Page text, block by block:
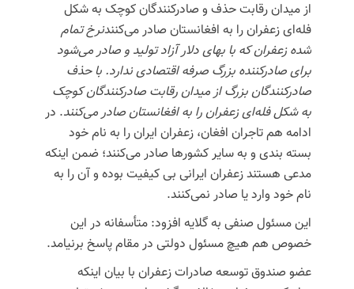
از میدان رقابت حذف و صادرکنندگان کوچک به شکل
فله‌ای زعفران را به افغانستان صادر می‌کنندنرخ تمام
شده زعفران که با بهای دلار آزاد تولید و صادر می‌شود
برای صادرکننده بزرگ صرفه اقتصادی ندارد. با حذف
صادرکنندگان بزرگ از میدان رقابت صادرکنندگان کوچک
به شکل فله‌ای زعفران را به افغانستان صادر می‌کنند. در
ادامه هم تاجران افغان، زعفران ایران را به نام خود
بسته بندی و به سایر کشورها صادر می‌کنند؛ ضمن اینکه
مدعی هستند زعفران ایرانی بی کیفیت بوده و آن را به
نام خود وارد یا صادر نمی‌کنند.
این مسئول صنفی به گلایه افزود: متأسفانه در این
خصوص هم هیچ مسئول دولتی در مقام پاسخ برنیامد.
عضو صندوق توسعه صادرات زعفران با بیان اینکه